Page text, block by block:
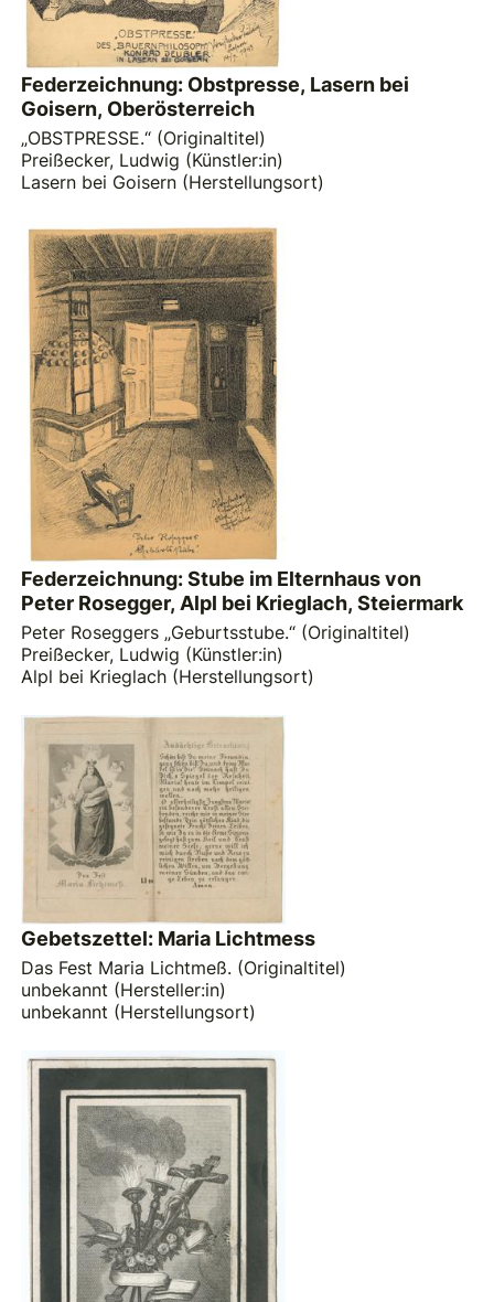
Federzeichnung: Obstpresse, Lasern bei
Goisern, Oberösterreich
„OBSTPRESSE.“ (Originaltitel)
Preißecker, Ludwig (Künstler:in)
Lasern bei Goisern (Herstellungsort)
Federzeichnung: Stube im Elternhaus von
Peter Rosegger, Alpl bei Krieglach, Steiermark
Peter Roseggers „Geburtsstube.“ (Originaltitel)
Preißecker, Ludwig (Künstler:in)
Alpl bei Krieglach (Herstellungsort)
Gebetszettel: Maria Lichtmess
Das Fest Maria Lichtmeß. (Originaltitel)
unbekannt (Hersteller:in)
unbekannt (Herstellungsort)